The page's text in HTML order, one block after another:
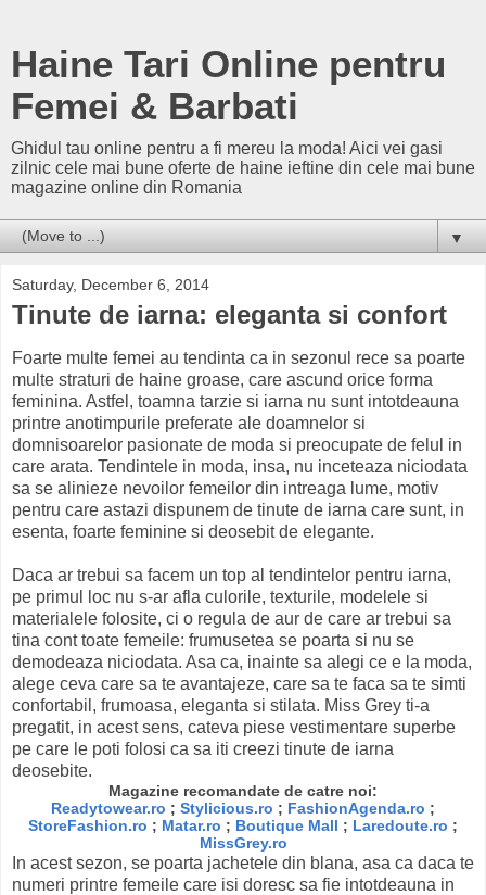
Haine Tari Online pentru
Femei & Barbati
Ghidul tau online pentru a fi mereu la moda! Aici vei gasi
zilnic cele mai bune oferte de haine ieftine din cele mai bune
magazine online din Romania
▼
Saturday, December 6, 2014
Tinute de iarna: eleganta si confort
Foarte multe femei au tendinta ca in sezonul rece sa poarte
multe straturi de haine groase, care ascund orice forma
feminina. Astfel, toamna tarzie si iarna nu sunt intotdeauna
printre anotimpurile preferate ale doamnelor si
domnisoarelor pasionate de moda si preocupate de felul in
care arata. Tendintele in moda, insa, nu inceteaza niciodata
sa se alinieze nevoilor femeilor din intreaga lume, motiv
pentru care astazi dispunem de tinute de iarna care sunt, in
esenta, foarte feminine si deosebit de elegante.
Daca ar trebui sa facem un top al tendintelor pentru iarna,
pe primul loc nu s-ar afla culorile, texturile, modelele si
materialele folosite, ci o regula de aur de care ar trebui sa
tina cont toate femeile: frumusetea se poarta si nu se
demodeaza niciodata. Asa ca, inainte sa alegi ce e la moda,
alege ceva care sa te avantajeze, care sa te faca sa te simti
confortabil, frumoasa, eleganta si stilata. Miss Grey ti-a
pregatit, in acest sens, cateva piese vestimentare superbe
pe care le poti folosi ca sa iti creezi tinute de iarna
deosebite.
Magazine recomandate de catre noi:
Readytowear.ro ; Stylicious.ro ; FashionAgenda.ro ;
StoreFashion.ro ; Matar.ro ; Boutique Mall ; Laredoute.ro ;
MissGrey.ro
In acest sezon, se poarta jachetele din blana, asa ca daca te
numeri printre femeile care isi doresc sa fie intotdeauna in